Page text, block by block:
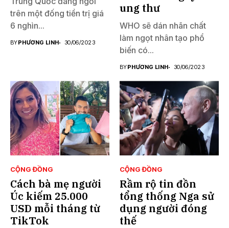
trên một đống tiền trị giá
6 nghìn...
BYPHƯƠNG LINH 30/06/2023
ung thư
WHO sẽ dán nhãn chất
làm ngọt nhân tạo phổ
biến có...
BYPHƯƠNG LINH 30/06/2023
CỘNG ĐỒNG
Cách bà mẹ người
Úc kiếm 25.000
USD mỗi tháng từ
TikTok
CỘNG ĐỒNG
Rầm rộ tin đồn
tổng thống Nga sử
dụng người đóng
thế